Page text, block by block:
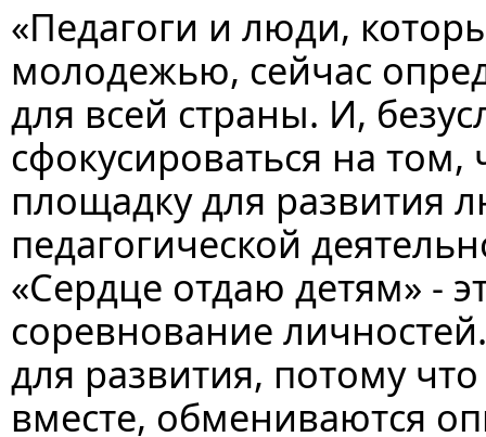
«Педагоги и люди,
молодежью, сейчас
для всей страны. И,
сфокусироваться на
площадку для развития
педагогической
«Сердце отдаю детям» -
соревнование
для развития, потому
вместе, обмениваются